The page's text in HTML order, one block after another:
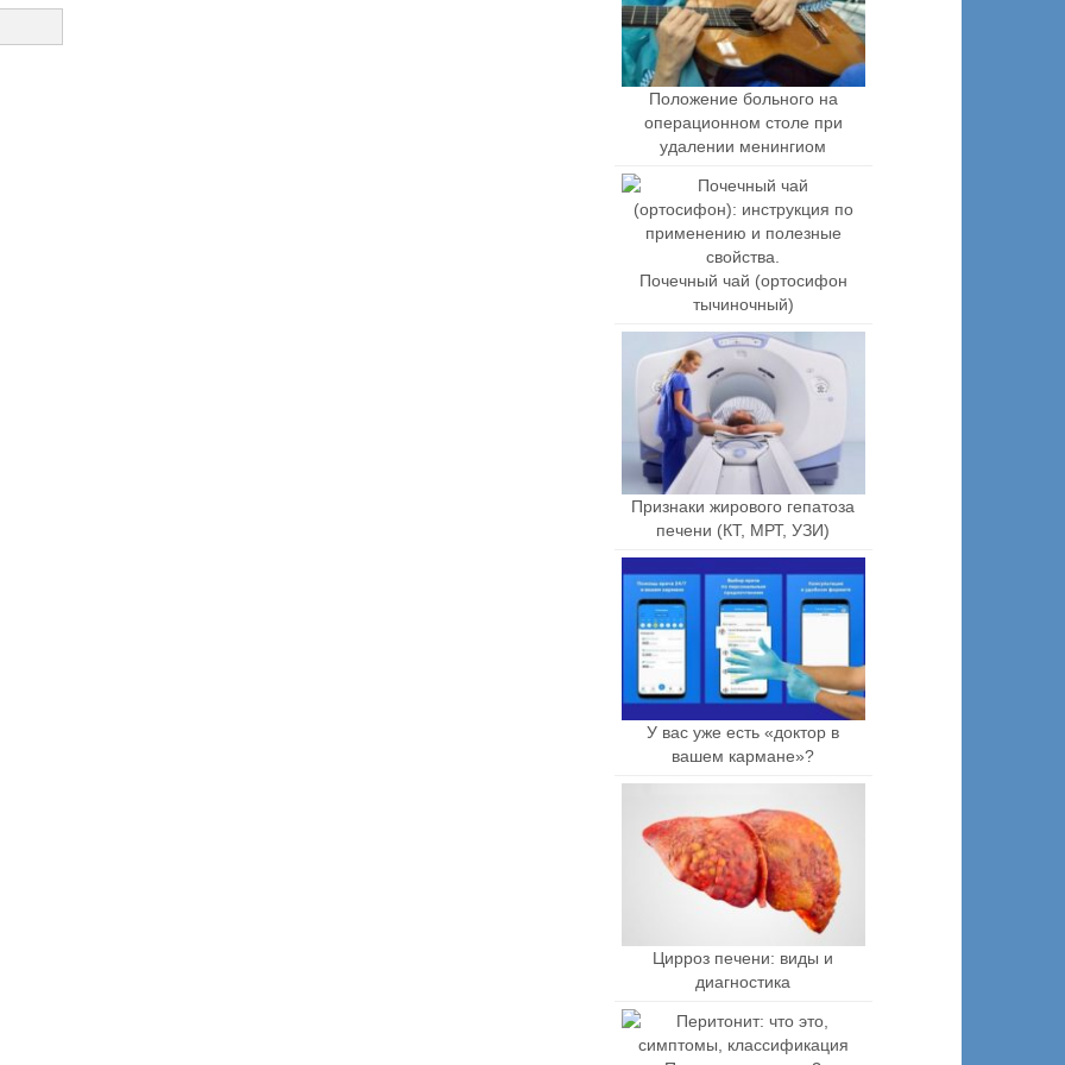
Положение больного на
операционном столе при
удалении менингиом
Почечный чай (ортосифон
тычиночный)
Признаки жирового гепатоза
печени (КТ, МРТ, УЗИ)
У вас уже есть «доктор в
вашем кармане»?
Цирроз печени: виды и
диагностика